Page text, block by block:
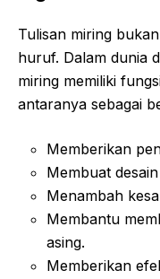
Tulisan miring
huruf. Dalam dunia
miring memiliki
antaranya sebagai
Memberikan
Membuat
Menambah
Membantu
asing.
Memberikan